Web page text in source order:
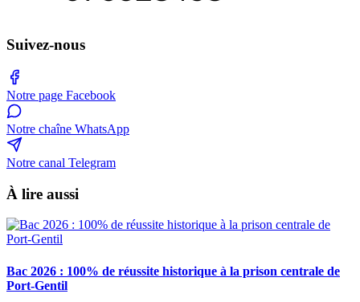
Suivez-nous
Notre page Facebook
Notre chaîne WhatsApp
Notre canal Telegram
À lire aussi
Bac 2026 : 100% de réussite historique à la prison centrale de
Port-Gentil